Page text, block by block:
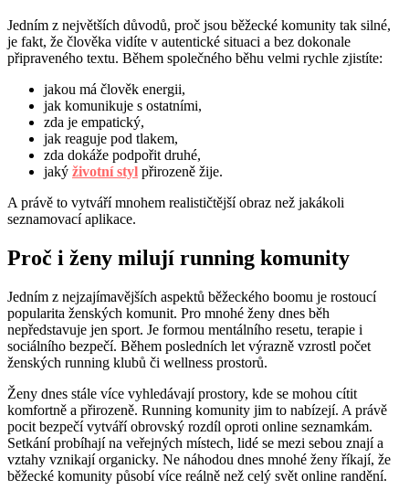
Jedním z největších důvodů, proč jsou běžecké komunity tak silné,
je fakt, že člověka vidíte v autentické situaci a bez dokonale
připraveného textu. Během společného běhu velmi rychle zjistíte:
jakou má člověk energii,
jak komunikuje s ostatními,
zda je empatický,
jak reaguje pod tlakem,
zda dokáže podpořit druhé,
jaký životní styl přirozeně žije.
A právě to vytváří mnohem realističtější obraz než jakákoli
seznamovací aplikace.
Proč i ženy milují running komunity
Jedním z nejzajímavějších aspektů běžeckého boomu je rostoucí
popularita ženských komunit. Pro mnohé ženy dnes běh
nepředstavuje jen sport. Je formou mentálního resetu, terapie i
sociálního bezpečí. Během posledních let výrazně vzrostl počet
ženských running klubů či wellness prostorů.
Ženy dnes stále více vyhledávají prostory, kde se mohou cítit
komfortně a přirozeně. Running komunity jim to nabízejí. A právě
pocit bezpečí vytváří obrovský rozdíl oproti online seznamkám.
Setkání probíhají na veřejných místech, lidé se mezi sebou znají a
vztahy vznikají organicky. Ne náhodou dnes mnohé ženy říkají, že
běžecké komunity působí více reálně než celý svět online randění.